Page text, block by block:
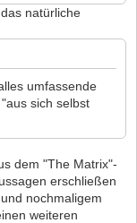
natürliche
umfassende
sich selbst
dem "The Matrix"-
erschließen
nochmaligem
weiteren